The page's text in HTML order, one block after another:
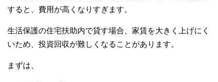
すると、費用が高くなりすぎます。
生活保護の住宅扶助内で貸す場合、家賃を大きく上げにく
いため、投資回収が難しくなることがあります。
まずは、